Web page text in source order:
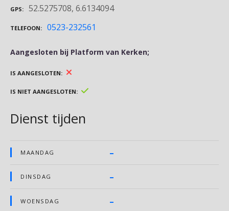
GPS 52.5275708, 6.6134094
TELEFOON 0523-232561
Aangesloten bij Platform van Kerken;
IS AANGESLOTEN
IS NIET AANGESLOTEN
Dienst tijden
MAANDAG –
DINSDAG –
WOENSDAG –